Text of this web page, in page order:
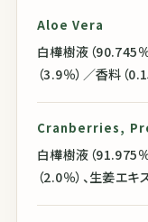
Aloe Vera
白樺樹液（90.745
（3.9％）／香料（
Cranberries,
白樺樹液（91.975％
（2.0％）、生姜エキ